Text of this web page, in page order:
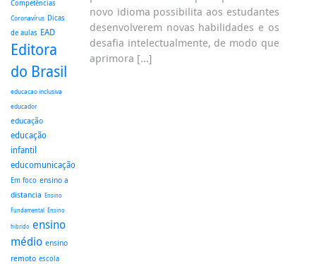
Competências
Coronavírus Dicas
de aulas EAD
Editora
do Brasil
educacao inclusiva
educador
educação
educação
infantil
educomunicação
Em foco ensino a
distancia Ensino
Fundamental Ensino
hibrido ensino
médio ensino
remoto escola
novo idioma possibilita aos estudantes
desenvolverem novas habilidades e os
desafia intelectualmente, de modo que
aprimora […]